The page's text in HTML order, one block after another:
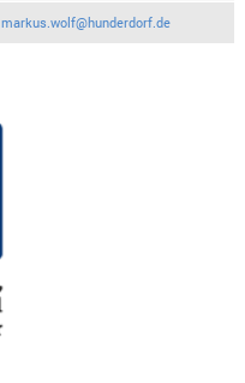
markus.wolf@hunderdorf.de